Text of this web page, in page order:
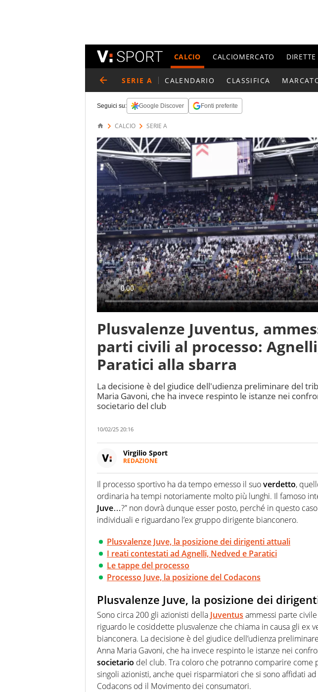
CALCIO CALCIOMERCATO DIRETTE
SERIE A CALENDARIO CLASSIFICA
Seguici su: Google Discover Fonti preferite
CALCIO SERIE A
Plusvalenze Juventus,
parti civili al processo:
Paratici alla sbarra
La decisione è del giudice dell'udienza preliminare del
Maria Gavoni, che ha invece respinto le istanze nei
societario del club
10/02/25 20:16
Virgilio Sport
REDAZIONE
sport. Calcio, calciomercato, F1, Motomondiale ma anche
Virgilio Sport i tifosi e gli appassionati sanno che
completa e zero faziosità. La squadra di Virgilio Sport è
esperti di sport abili sia nel gioco di rimessa quando
rilanciano verso la rete, sia nella costruzione dal basso
100% originali ed esclusivi.
Il processo sportivo ha da tempo emesso il suoverdetto,
ordinaria ha tempi notoriamente molto più lunghi. Il famoso
Juve…?” non dovrà dunque esser posto, perché in questo
individuali e riguardano l’ex gruppo dirigente bianconero.
Plusvalenze Juve, la posizione dei dirigenti attuali
I reati contestati ad Agnelli, Nedved e Paratici
Le tappe del processo
Processo Juve, la posizione del Codacons
Plusvalenze Juve, la posizione dei
Sono circa 200 gli azionisti della Juventus ammessi parte
riguardo le cosiddette plusvalenze che chiama in causa gli ex
bianconera. La decisione è del giudice dell’udienza
Anna Maria Gavoni, che ha invece respinto le istanze nei
societario del club. Tra coloro che potranno comparire come
singoli azionisti, anche quei risparmiatori che si sono affidati
Codacons od il Movimento dei consumatori.